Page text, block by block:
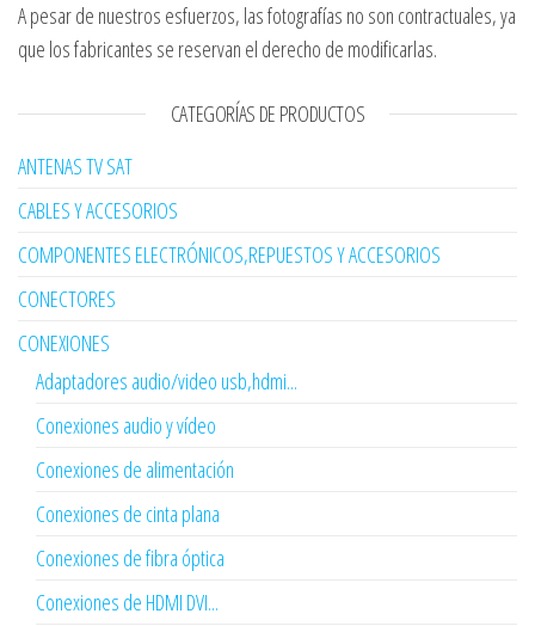
A pesar de nuestros esfuerzos, las fotografías no son contractuales, ya
que los fabricantes se reservan el derecho de modificarlas.
CATEGORÍAS DE PRODUCTOS
ANTENAS TV SAT
CABLES Y ACCESORIOS
COMPONENTES ELECTRÓNICOS,REPUESTOS Y ACCESORIOS
CONECTORES
CONEXIONES
Adaptadores audio/video usb,hdmi...
Conexiones audio y vídeo
Conexiones de alimentación
Conexiones de cinta plana
Conexiones de fibra óptica
Conexiones de HDMI DVI...